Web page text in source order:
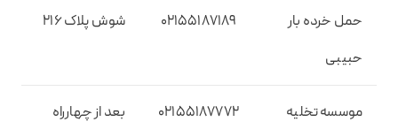
حمل خرده بار
حبیبی
02155187189 شوش پلاک 216
موسسه تخلیه
02155187772
بعد از چهارراه